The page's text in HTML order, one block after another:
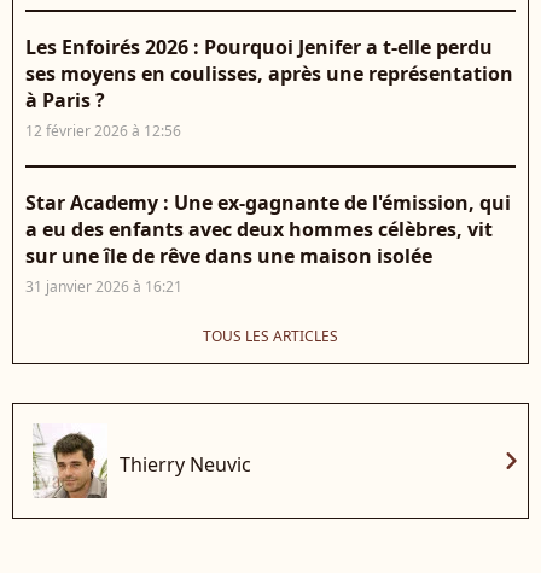
Les Enfoirés 2026 : Pourquoi Jenifer a t-elle perdu
ses moyens en coulisses, après une représentation
à Paris ?
12 février 2026 à 12:56
Star Academy : Une ex-gagnante de l'émission, qui
a eu des enfants avec deux hommes célèbres, vit
sur une île de rêve dans une maison isolée
31 janvier 2026 à 16:21
TOUS LES ARTICLES
Thierry Neuvic chevron_right